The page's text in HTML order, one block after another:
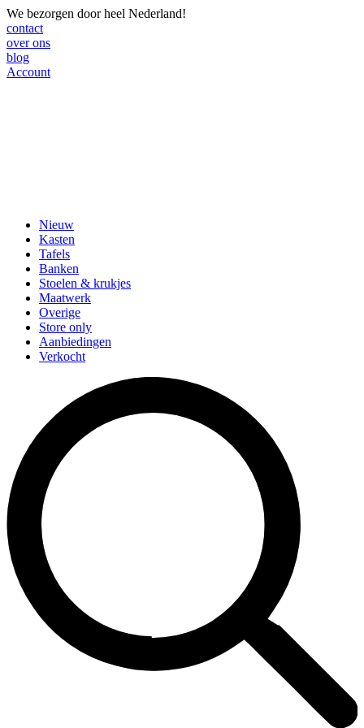
We bezorgen door heel Nederland!
contact
over ons
blog
Account
Nieuw
Kasten
Tafels
Banken
Stoelen & krukjes
Maatwerk
Overige
Store only
Aanbiedingen
Verkocht